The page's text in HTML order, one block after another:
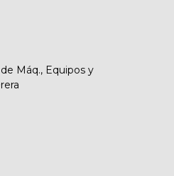
Máq., Equipos y